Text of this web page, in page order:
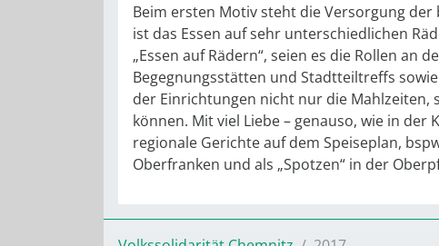
Beim ersten Motiv steht die Versorgung
ist das Essen auf sehr unterschiedlichen
„Essen auf Rädern“, seien es die Rollen an
Begegnungsstätten und Stadtteiltreffs
der Einrichtungen nicht nur die Mahlzeiten,
können. Mit viel Liebe – genauso, wie in
regionale Gerichte auf dem Speiseplan,
Oberfranken und als „Spotzen“ in der